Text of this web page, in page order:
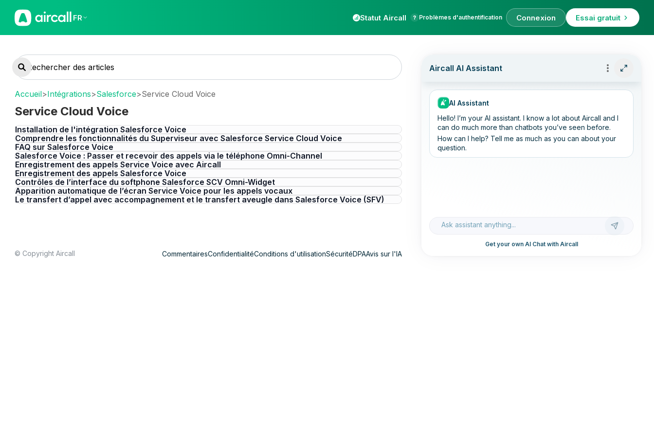
FR Statut Aircall Problèmes d'authentification Connexion Essai gratuit
Accueil>Intégrations>Salesforce>Service Cloud Voice
Service Cloud Voice
Installation de l'intégration Salesforce Voice
Comprendre les fonctionnalités du Superviseur avec Salesforce Service Cloud Voice
FAQ sur Salesforce Voice
Salesforce Voice : Passer et recevoir des appels via le téléphone Omni-Channel
Enregistrement des appels Service Voice avec Aircall
Enregistrement des appels Salesforce Voice
Contrôles de l’interface du softphone Salesforce SCV Omni-Widget
Apparition automatique de l’écran Service Voice pour les appels vocaux
Le transfert d’appel avec accompagnement et le transfert aveugle dans Salesforce Voice (SFV)
© Copyright Aircall CommentairesConfidentialitéConditions d'utilisationSécuritéDPAAvis sur l'IA